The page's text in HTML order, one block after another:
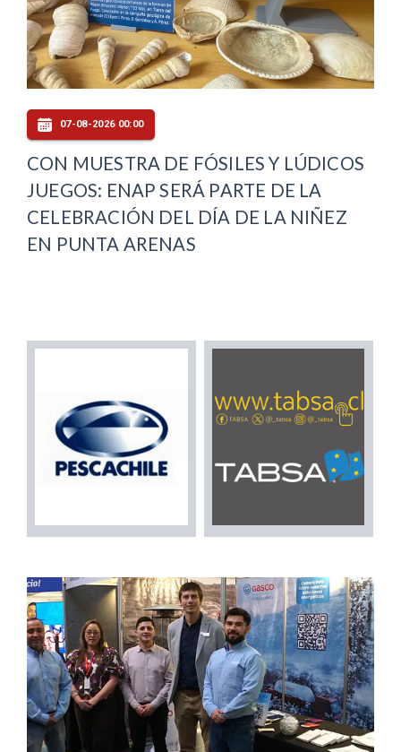
07-08-2026 00:00
CON MUESTRA DE FÓSILES Y LÚDICOS
JUEGOS: ENAP SERÁ PARTE DE LA
CELEBRACIÓN DEL DÍA DE LA NIÑEZ
EN PUNTA ARENAS